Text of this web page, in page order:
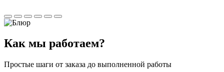
Как мы работаем?
Простые шаги от заказа до выполненной работы